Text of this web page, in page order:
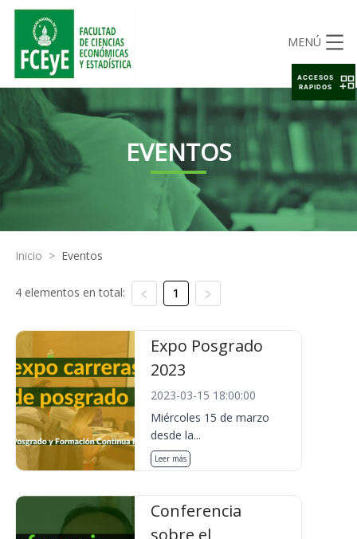
MENÚ
EVENTOS
Inicio > Eventos
4 elementos en total: 1
Expo Posgrado
2023
2023-03-15 18:00:00
Miércoles 15 de marzo
desde la...
Leer más
Conferencia
sobre el
ACCESOS
RAPIDOS